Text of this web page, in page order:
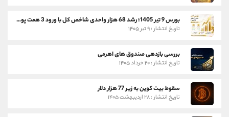
بورس 9 تیر 1405؛ رشد 68 هزار واحدی شاخص کل با ورود 3 همت پول حقیقی
تاریخ انتشار : ۹ تیر ۱۴۰۵
بررسی بازدهی صندوق های اهرمی
تاریخ انتشار : ۲۰ خرداد ۱۴۰۵
سقوط بیت کوین به زیر 77 هزار دلار
تاریخ انتشار : ۲۸ اردیبهشت ۱۴۰۵